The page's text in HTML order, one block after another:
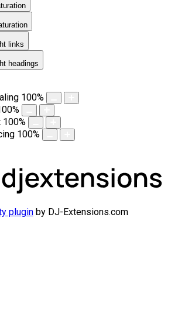
links
headings
100%
%
100%
100%
plugin by DJ-Extensions.com